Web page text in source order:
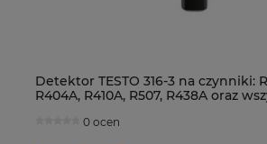
Detektor TESTO 316-3 na czynniki:
R404A, R410A, R507, R438A oraz
0 ocen